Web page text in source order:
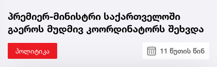
პრემიერ-მინისტრი საქართველოში
გაეროს მუდმივ კოორდინატორს შეხვდა
პოლიტიკა 11 წუთის წინ